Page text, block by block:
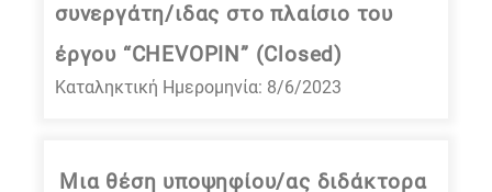
συνεργάτη/ιδας στο πλαίσιο του
έργου “CHEVOPIN” (Closed)
Καταληκτική Ημερομηνία: 8/6/2023
Μια θέση υποψηφίου/ας διδάκτορα